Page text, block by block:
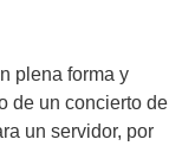
plena forma y
de un concierto de
un servidor, por